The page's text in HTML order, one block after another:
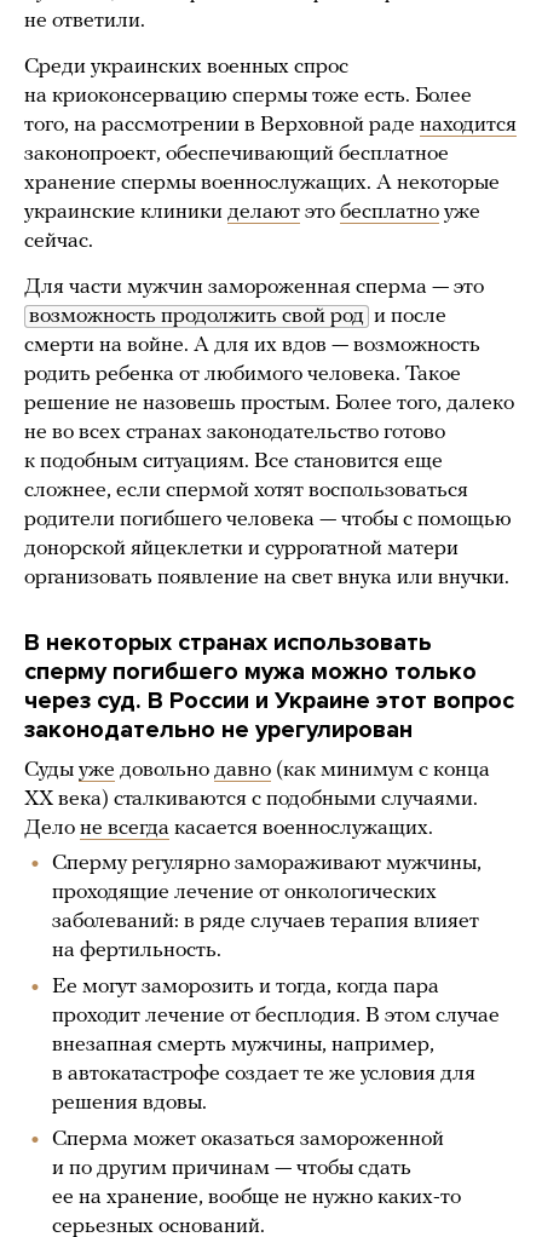
не ответили.
Среди украинских военных спрос
на криоконсервацию спермы тоже есть. Более
того, на рассмотрении в Верховной раде находится
законопроект, обеспечивающий бесплатное
хранение спермы военнослужащих. А некоторые
украинские клиники делают это бесплатно уже
сейчас.
Для части мужчин замороженная сперма — это
возможность продолжить свой род и после
смерти на войне. А для их вдов — возможность
родить ребенка от любимого человека. Такое
решение не назовешь простым. Более того, далеко
не во всех странах законодательство готово
к подобным ситуациям. Все становится еще
сложнее, если спермой хотят воспользоваться
родители погибшего человека — чтобы с помощью
донорской яйцеклетки и суррогатной матери
организовать появление на свет внука или внучки.
В некоторых странах использовать
сперму погибшего мужа можно только
через суд. В России и Украине этот вопрос
законодательно не урегулирован
Суды уже довольно давно (как минимум с конца
XX века) сталкиваются с подобными случаями.
Дело не всегда касается военнослужащих.
Сперму регулярно замораживают мужчины,
проходящие лечение от онкологических
заболеваний: в ряде случаев терапия влияет
на фертильность.
Ее могут заморозить и тогда, когда пара
проходит лечение от бесплодия. В этом случае
внезапная смерть мужчины, например,
в автокатастрофе создает те же условия для
решения вдовы.
Сперма может оказаться замороженной
и по другим причинам — чтобы сдать
ее на хранение, вообще не нужно каких-то
серьезных оснований.